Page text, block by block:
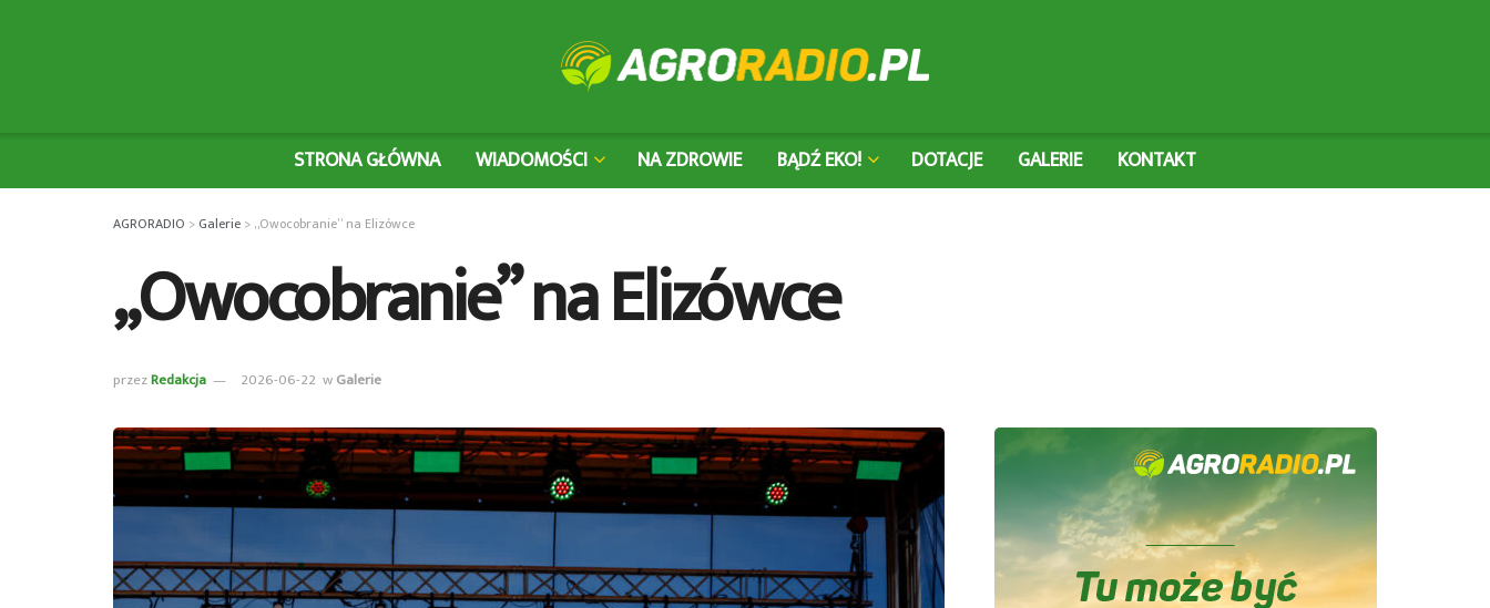
STRONA GŁÓWNA WIADOMOŚCI NA ZDROWIE BĄDŹ EKO! DOTACJE GALERIE KONTAKT
AGRORADIO > Galerie > „Owocobranie” na Elizówce
„Owocobranie” na Elizówce
przezRedakcja 2026-06-22 wGalerie